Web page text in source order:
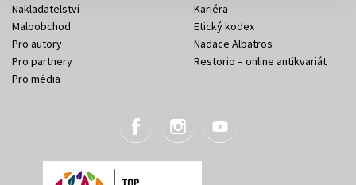
Nakladatelství
Maloobchod
Pro autory
Pro partnery
Pro média
Kariéra
Etický kodex
Nadace Albatros
Restorio – online antikvariát